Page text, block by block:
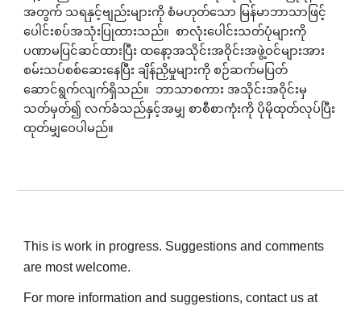
အတွက် သရနှင့်ဗျည်းများကို စံမဟုတ်သော မြန်မာဘာသာဖြင့်
ပေါင်းစပ်အသုံးပြုထားသည်။ စာလုံးပေါင်းသတ်ပုံများကို
ပဏာမပြင်ဆင်ထားပြီး ထနော့အသိုင်းအဝိုင်းအဖွဲ့ဝင်များအား
စမ်းသပ်စစ်ဆေးနေပြီး ချိန်ညှိမှုများကို စဉ်ဆက်မပြတ်
ဆောင်ရွက်လျက်ရှိသည်။ ဘာသာစကား အသိုင်းအဝိုင်းမှ
သတ်မှတ်၍ လက်ခံသည်နှင့်အမျှ စာစီစာကုံးကို ပိုမိုထုတ်လုပ်ပြီး
ထုတ်မျှဝေပါမည်။
This is work in progress. Suggestions and comments
are most welcome.
For more information and suggestions, contact us at